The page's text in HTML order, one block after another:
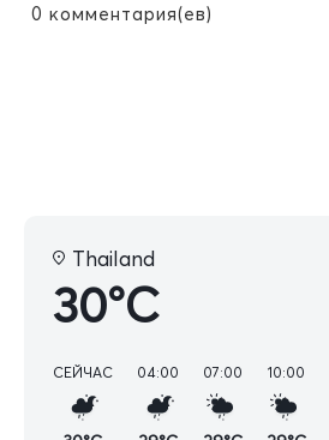
0 комментария(ев)
Thailand
30°C
СЕЙЧАС 04:00 07:00 10:00